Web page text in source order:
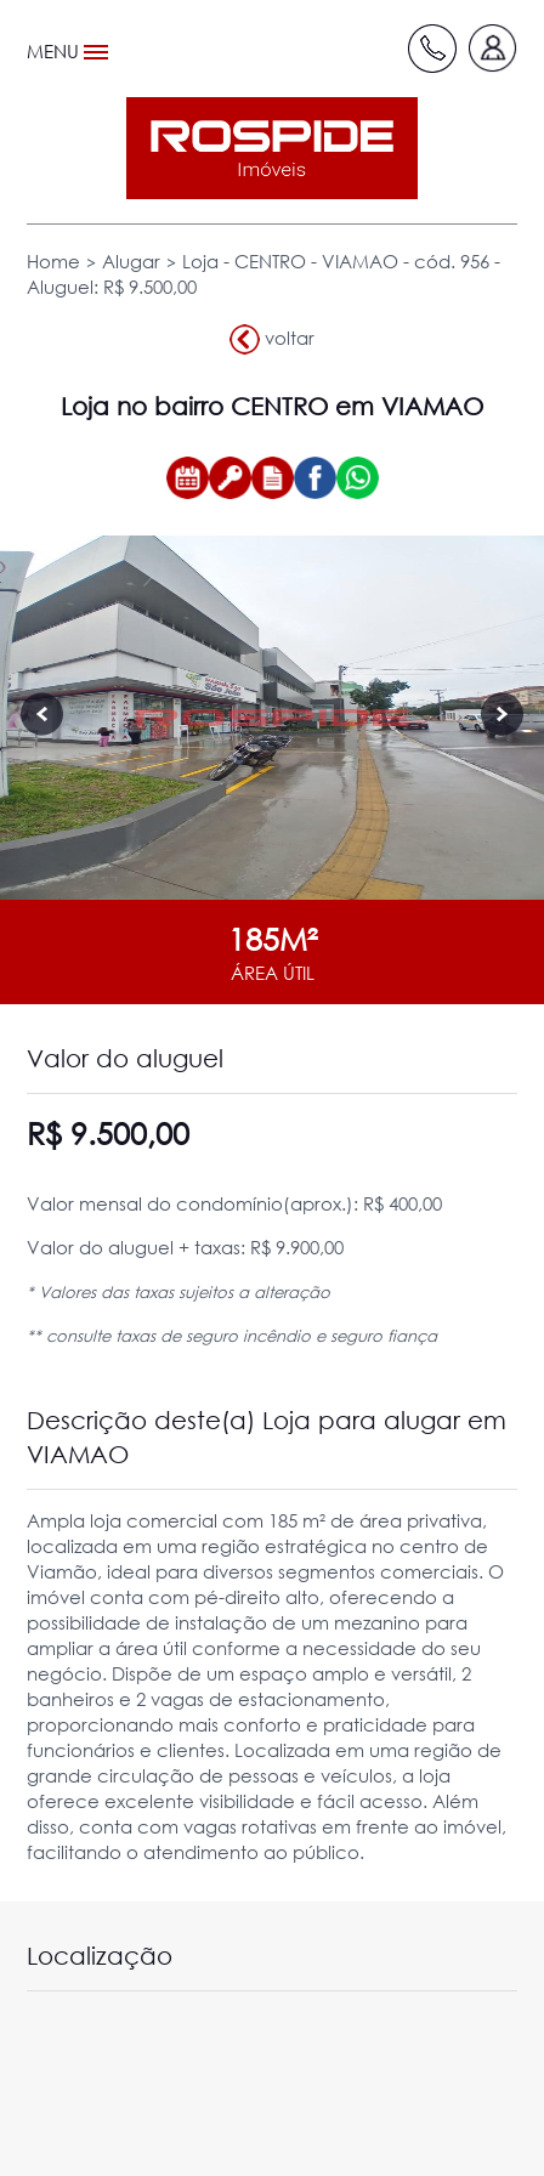
MENU
Home > Alugar > Loja - CENTRO - VIAMAO - cód. 956 -
Aluguel: R$ 9.500,00
voltar
Loja no bairro CENTRO em VIAMAO
185M²
ÁREA ÚTIL
Valor do aluguel
R$ 9.500,00
Valor mensal do condomínio(aprox.): R$ 400,00
Valor do aluguel + taxas: R$ 9.900,00
* Valores das taxas sujeitos a alteração
** consulte taxas de seguro incêndio e seguro fiança
Descrição deste(a) Loja para alugar em
VIAMAO
Ampla loja comercial com 185 m² de área privativa,
localizada em uma região estratégica no centro de
Viamão, ideal para diversos segmentos comerciais. O
imóvel conta com pé-direito alto, oferecendo a
possibilidade de instalação de um mezanino para
ampliar a área útil conforme a necessidade do seu
negócio. Dispõe de um espaço amplo e versátil, 2
banheiros e 2 vagas de estacionamento,
proporcionando mais conforto e praticidade para
funcionários e clientes. Localizada em uma região de
grande circulação de pessoas e veículos, a loja
oferece excelente visibilidade e fácil acesso. Além
disso, conta com vagas rotativas em frente ao imóvel,
facilitando o atendimento ao público.
Localização